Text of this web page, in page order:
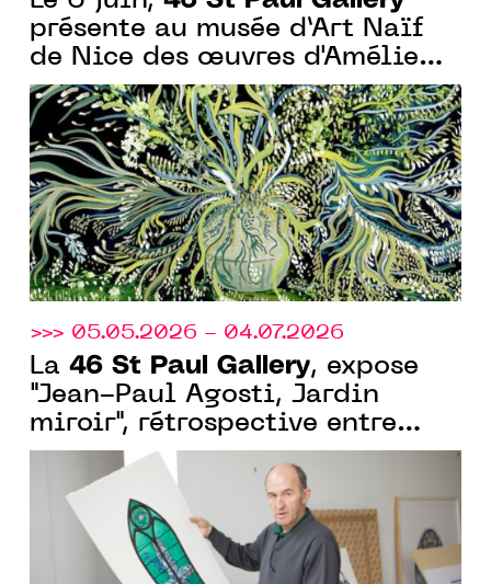
présente au musée d’Art Naïf
de Nice des œuvres d'Amélie
Chassary pour les "Rendez-
vous aux jardins"
>>> 05.05.2026 - 04.07.2026
La 46 St Paul Gallery, expose
"Jean-Paul Agosti, Jardin
miroir", rétrospective entre
nature, science et perception